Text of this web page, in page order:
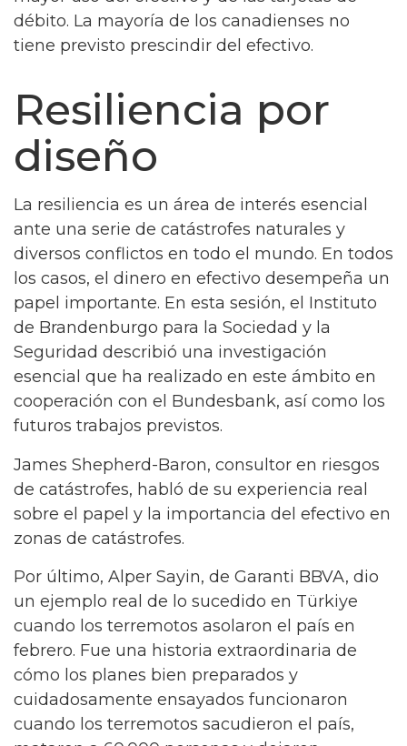
débito. La mayoría de los canadienses no
tiene previsto prescindir del efectivo.
Resiliencia por
diseño
La resiliencia es un área de interés esencial
ante una serie de catástrofes naturales y
diversos conflictos en todo el mundo. En todos
los casos, el dinero en efectivo desempeña un
papel importante. En esta sesión, el Instituto
de Brandenburgo para la Sociedad y la
Seguridad describió una investigación
esencial que ha realizado en este ámbito en
cooperación con el Bundesbank, así como los
futuros trabajos previstos.
James Shepherd-Baron, consultor en riesgos
de catástrofes, habló de su experiencia real
sobre el papel y la importancia del efectivo en
zonas de catástrofes.
Por último, Alper Sayin, de Garanti BBVA, dio
un ejemplo real de lo sucedido en Türkiye
cuando los terremotos asolaron el país en
febrero. Fue una historia extraordinaria de
cómo los planes bien preparados y
cuidadosamente ensayados funcionaron
cuando los terremotos sacudieron el país,